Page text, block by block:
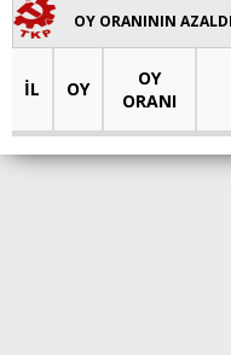
OY ORANININ
İL OY
OY
ORANI